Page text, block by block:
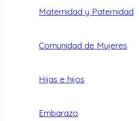
Maternidad y Paternidad
Comunidad de Mujeres
Hijas e hijos
Embarazo